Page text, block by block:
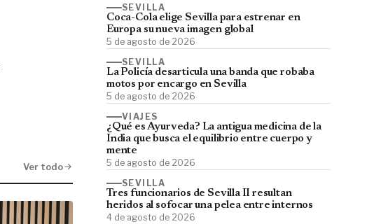
Ver todo
SEVILLA
Coca-Cola elige Sevilla para estrenar en
Europa su nueva imagen global
5 de agosto de 2026
SEVILLA
La Policía desarticula una banda que robaba
motos por encargo en Sevilla
5 de agosto de 2026
VIAJES
¿Qué es Ayurveda? La antigua medicina de la
India que busca el equilibrio entre cuerpo y
mente
5 de agosto de 2026
SEVILLA
Tres funcionarios de Sevilla II resultan
heridos al sofocar una pelea entre internos
4 de agosto de 2026